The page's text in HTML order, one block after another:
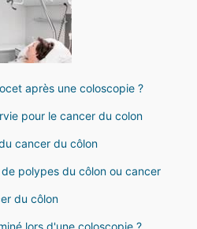
après une coloscopie ?
pour le cancer du colon
cancer du côlon
polypes du côlon ou cancer
du côlon
lors d'une coloscopie ?